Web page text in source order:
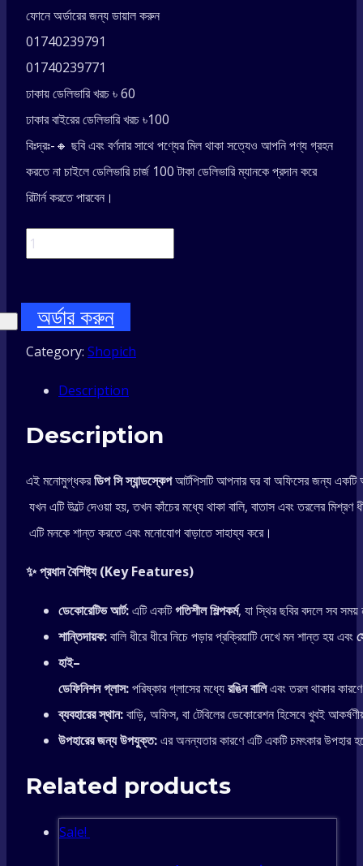
was:
ফোনে অর্ডারের জন্য ডায়াল করুন
01740239791
01740239771
ঢাকায় ডেলিভারি খরচ ৳ 60
ঢাকার বাইরের ডেলিভারি খরচ ৳100
বিঃদ্রঃ-🔸 ছবি এবং বর্ণনার সাথে পণ্যের মিল থাকা সত্যেও আপনি পণ্য গ্রহন
করতে না চাইলে ডেলিভারি চার্জ 100 টাকা ডেলিভারি ম্যানকে প্রদান করে
রিটার্ন করতে পারবেন।
3D
Sea
Sandscape
Moving
Quicksand
Flow
Art
quantity
অর্ডার করুন
Category: Shopich
Description
Description
এই মনোমুগ্ধকরডিপসিস্যান্ডস্কেপআর্টপিসটি আপনার ঘর বা অফিসের জন্য
যখন এটি উল্টে দেওয়া হয়, তখন কাঁচের মধ্যে থাকা বালি, বাতাস এবং তরলের মিশ্রণ
এটি মনকে শান্ত করতে এবং মনোযোগ বাড়াতে সাহায্য করে।
✨প্রধানবৈশিষ্ট্য(Key Features)
ডেকোরেটিভআর্ট:এটি একটিগতিশীলশিল্পকর্ম, যা স্থির ছবির বদলে সব
শান্তিদায়ক:বালি ধীরে ধীরে নিচে পড়ার প্রক্রিয়াটি দেখে মন শান্ত হয় এবং
হাই–
ডেফিনিশনগ্লাস:পরিষ্কার গ্লাসের মধ্যেরঙিনবালিএবং তরল থাকার
ব্যবহারেরস্থান:বাড়ি, অফিস, বা টেবিলের ডেকোরেশন হিসেবে খুবই
উপহারেরজন্যউপযুক্ত:এর অনন্যতার কারণে এটি একটি চমৎকার উপহার
Related products
Sale!